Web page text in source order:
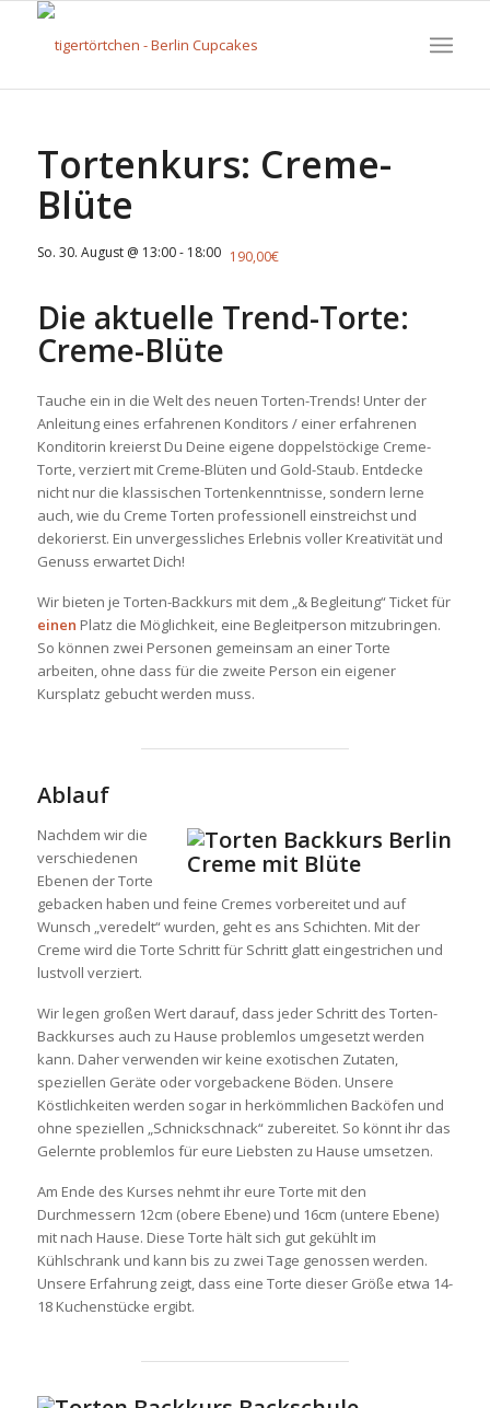
Tortenkurs: Creme-
Blüte
So. 30. August @ 13:00- 18:00 190,00€
Die aktuelle Trend-Torte:
Creme-Blüte
Tauche ein in die Welt des neuen Torten-Trends! Unter der
Anleitung eines erfahrenen Konditors / einer erfahrenen
Konditorin kreierst Du Deine eigene doppelstöckige Creme-
Torte, verziert mit Creme-Blüten und Gold-Staub. Entdecke
nicht nur die klassischen Tortenkenntnisse, sondern lerne
auch, wie du Creme Torten professionell einstreichst und
dekorierst. Ein unvergessliches Erlebnis voller Kreativität und
Genuss erwartet Dich!
Wir bieten je Torten-Backkurs mit dem „& Begleitung“ Ticket für
einen Platz die Möglichkeit, eine Begleitperson mitzubringen.
So können zwei Personen gemeinsam an einer Torte
arbeiten, ohne dass für die zweite Person ein eigener
Kursplatz gebucht werden muss.
Ablauf
Nachdem wir die
verschiedenen
Ebenen der Torte
gebacken haben und feine Cremes vorbereitet und auf
Wunsch „veredelt“ wurden, geht es ans Schichten. Mit der
Creme wird die Torte Schritt für Schritt glatt eingestrichen und
lustvoll verziert.
Wir legen großen Wert darauf, dass jeder Schritt des Torten-
Backkurses auch zu Hause problemlos umgesetzt werden
kann. Daher verwenden wir keine exotischen Zutaten,
speziellen Geräte oder vorgebackene Böden. Unsere
Köstlichkeiten werden sogar in herkömmlichen Backöfen und
ohne speziellen „Schnickschnack“ zubereitet. So könnt ihr das
Gelernte problemlos für eure Liebsten zu Hause umsetzen.
Am Ende des Kurses nehmt ihr eure Torte mit den
Durchmessern 12cm (obere Ebene) und 16cm (untere Ebene)
mit nach Hause. Diese Torte hält sich gut gekühlt im
Kühlschrank und kann bis zu zwei Tage genossen werden.
Unsere Erfahrung zeigt, dass eine Torte dieser Größe etwa 14-
18 Kuchenstücke ergibt.